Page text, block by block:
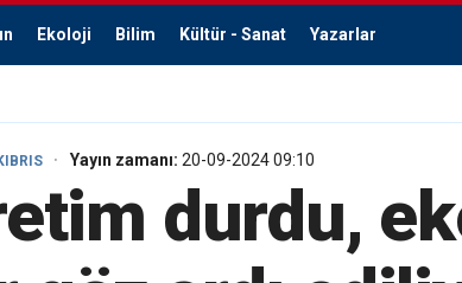
Ekoloji Bilim Kültür - Sanat Yazarlar
Yayın zamanı: 20-09-2024 09:10
durdu,